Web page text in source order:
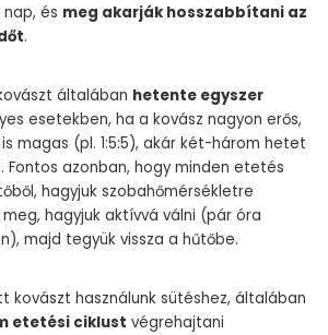
és meg akarják hosszabbítani az
.
általában hetente egyszer
esetekben, ha a kovász nagyon erős,
magas (pl. 1:5:5), akár két-három hetet
Fontos azonban, hogy minden etetés
hagyjuk szobahőmérsékletre
hagyjuk aktívvá válni (pár óra
majd tegyük vissza a hűtőbe.
kovászt használunk sütéshez, általában
etetési ciklust végrehajtani